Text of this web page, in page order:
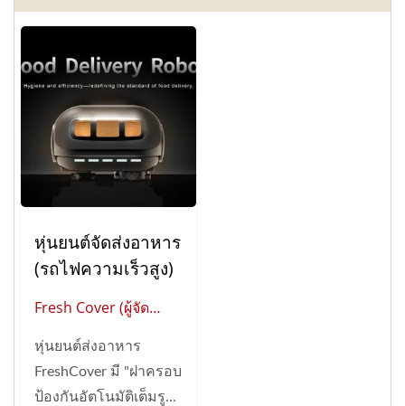
หุ่นยนต์จัดส่งอาหาร
(รถไฟความเร็วสูง)
Fresh Cover (ผู้จัด
จำหน่ายระดับโลกของ
การทำงานอัตโนมัติใน
ร้านอาหารอัจฉริยะ)
หุ่นยนต์ส่งอาหาร
FreshCover มี "ฝาครอบ
ป้องกันอัตโนมัติเต็มรูป